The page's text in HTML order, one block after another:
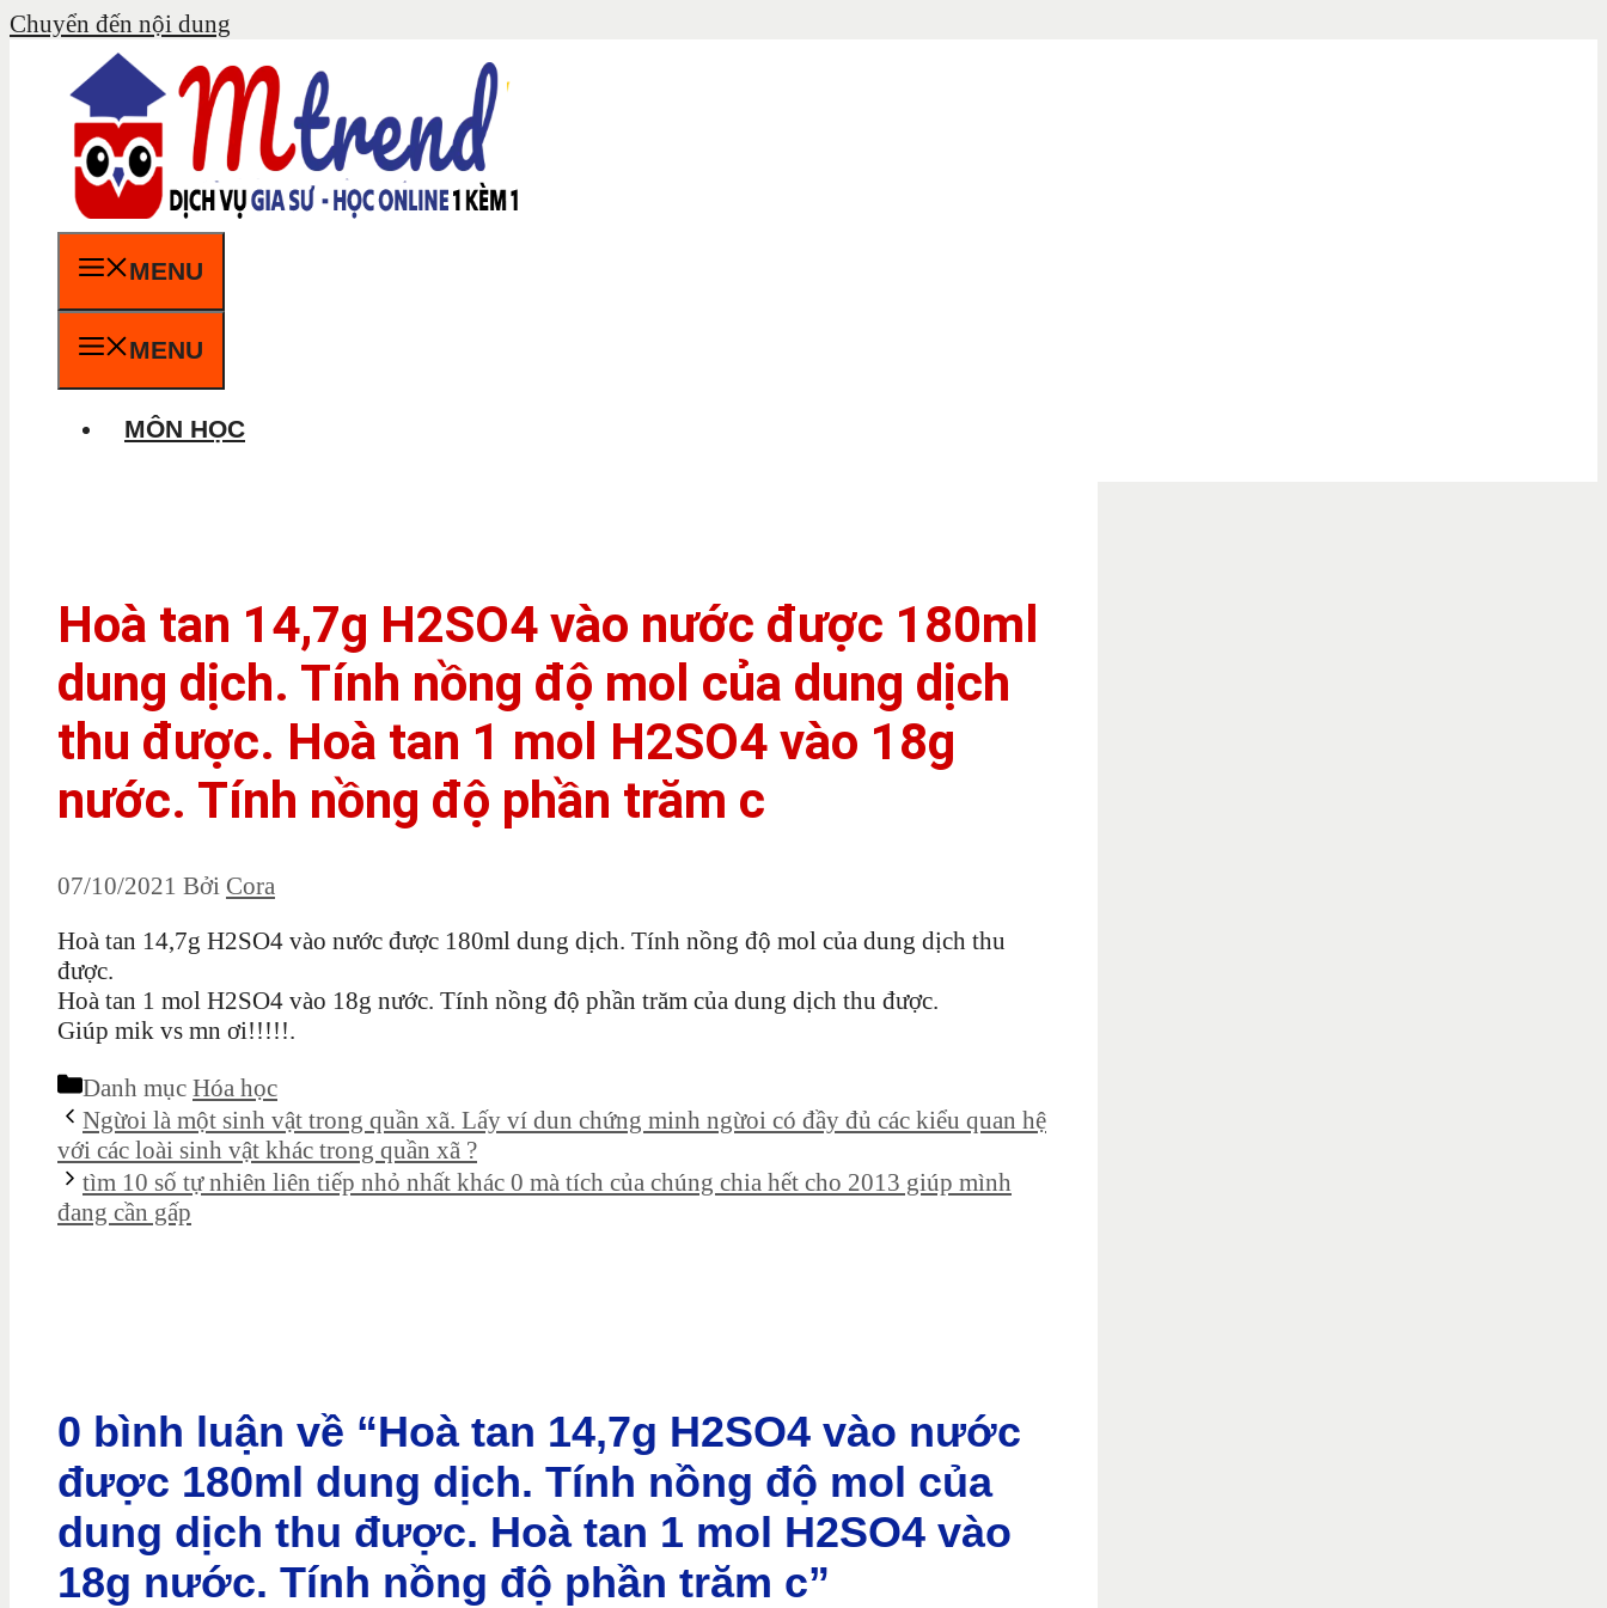
Chuyển đến nội dung
MENU
MENU
MÔN HỌC
Hoà tan 14,7g H2SO4 vào nước được 180ml
dung dịch. Tính nồng độ mol của dung dịch
thu được. Hoà tan 1 mol H2SO4 vào 18g
nước. Tính nồng độ phần trăm c
07/10/2021 Bởi Cora
Hoà tan 14,7g H2SO4 vào nước được 180ml dung dịch. Tính nồng độ mol của dung dịch thu
được.
Hoà tan 1 mol H2SO4 vào 18g nước. Tính nồng độ phần trăm của dung dịch thu được.
Giúp mik vs mn ơi!!!!!.
Danh mục Hóa học
Ngừoi là một sinh vật trong quần xã. Lấy ví dun chứng minh ngừoi có đầy đủ các kiểu quan hệ
với các loài sinh vật khác trong quần xã ?
tìm 10 số tự nhiên liên tiếp nhỏ nhất khác 0 mà tích của chúng chia hết cho 2013 giúp mình
đang cần gấp
0 bình luận về “Hoà tan 14,7g H2SO4 vào nước
được 180ml dung dịch. Tính nồng độ mol của
dung dịch thu được. Hoà tan 1 mol H2SO4 vào
18g nước. Tính nồng độ phần trăm c”